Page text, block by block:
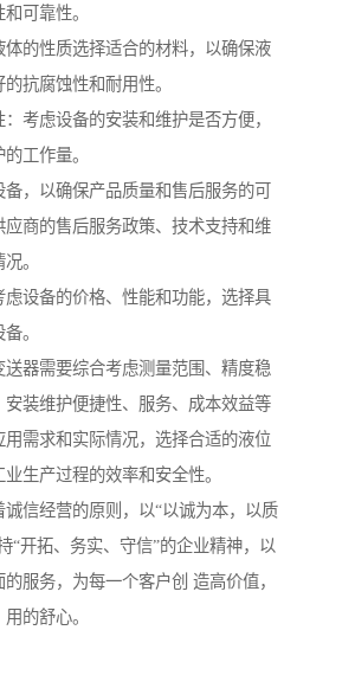
可靠性。
体的性质选择适合的材料，以确保液
抗腐蚀性和耐用性。
考虑设备的安装和维护是否方便，
工作量。
，以确保产品质量和售后服务的可
应商的售后服务政策、技术支持和维
。
虑设备的价格、性能和功能，选择具
。
送器需要综合考虑测量范围、精度稳
安装维护便捷性、服务、成本效益等
用需求和实际情况，选择合适的液位
生产过程的效率和安全性。
信经营的原则，以“以诚为本，以质
“开拓、务实、守信”的企业精神，以
服务，为每一个客户创 造高价值，
的舒心。